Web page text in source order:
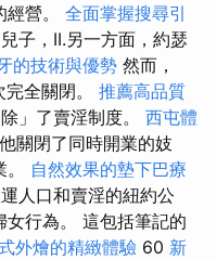
營。 全面掌握搜尋引
兒子，II.另一方面，約瑟
的技術與優勢 然而，
全關閉。 推薦高品質
」了賣淫制度。 西屯體
他關閉了同時開業的妓
自然效果的墊下巴療
人口和賣淫的紐約公
行為。 這包括筆記的
外燴的精緻體驗 60 新